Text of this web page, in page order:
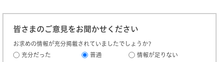
皆さまのご意見をお聞かせください
お求めの情報が充分掲載されていましたでしょうか?
充分だった
普通 情報が足りない